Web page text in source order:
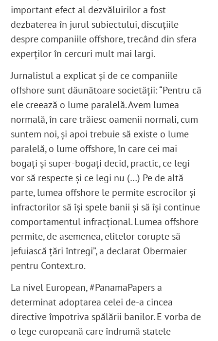
important efect al dezvăluirilor a fost
dezbaterea în jurul subiectului, discuțiile
despre companiile offshore, trecând din sfera
experților în cercuri mult mai largi.
Jurnalistul a explicat și de ce companiile
offshore sunt dăunătoare societății: “Pentru că
ele creează o lume paralelă. Avem lumea
normală, în care trăiesc oamenii normali, cum
suntem noi, și apoi trebuie să existe o lume
paralelă, o lume offshore, în care cei mai
bogați și super-bogați decid, practic, ce legi
vor să respecte și ce legi nu (…) Pe de altă
parte, lumea offshore le permite escrocilor și
infractorilor să își spele banii și să își continue
comportamentul infracțional. Lumea offshore
permite, de asemenea, elitelor corupte să
jefuiască țări întregi”, a declarat Obermaier
pentru Context.ro.
La nivel European, #PanamaPapers a
determinat adoptarea celei de-a cincea
directive împotriva spălării banilor. E vorba de
o lege europeană care îndrumă statele